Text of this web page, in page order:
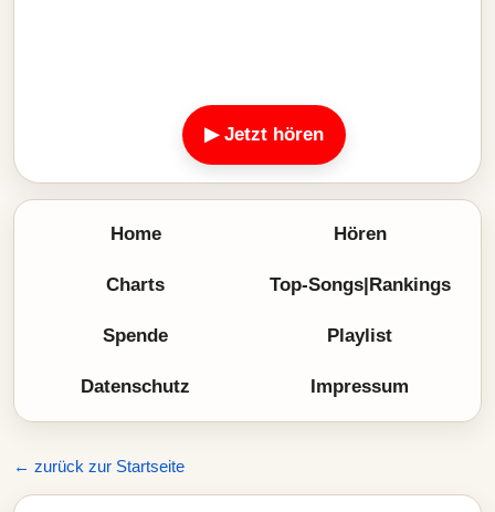
▶ Jetzt hören
Home Hören
Charts Top-Songs|Rankings
Spende Playlist
Datenschutz Impressum
← zurück zur Startseite